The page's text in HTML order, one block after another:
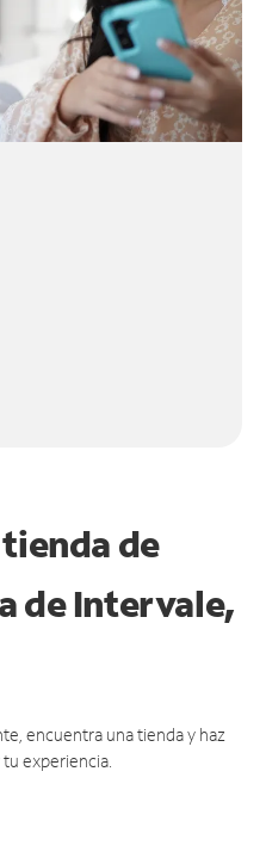
de
de Intervale,
encuentra una tienda y haz
experiencia.